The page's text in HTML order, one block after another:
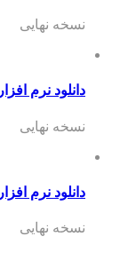
نسخه نهایی
دانلود نرم افزار vray
نسخه نهایی
دانلود نرم افزار Winrar
نسخه نهایی